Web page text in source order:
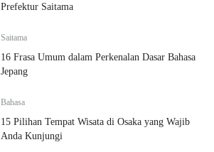
Prefektur Saitama
Saitama
16 Frasa Umum dalam Perkenalan Dasar Bahasa
Jepang
Bahasa
15 Pilihan Tempat Wisata di Osaka yang Wajib
Anda Kunjungi